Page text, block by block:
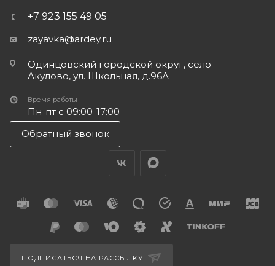
+7 923 155 49 05
zayavka@ardey.ru
Одинцовский городской округ, село
Акулово, ул. Школьная, д.96А
Время работы
Пн-пт с 09:00-17:00
Обратный звонок
ПОДПИСАТЬСЯ НА РАССЫЛКУ